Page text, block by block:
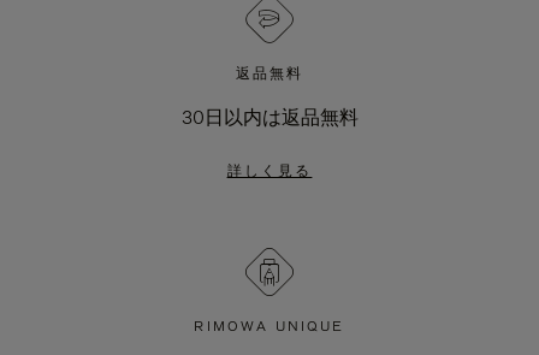
返品無料
30日以内は返品無料
詳しく見る
RIMOWA UNIQUE